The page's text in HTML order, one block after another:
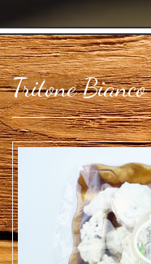
Tritone